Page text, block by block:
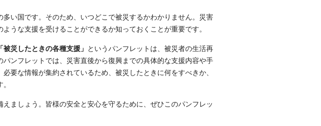
い国です。そのため、いつどこで被災するかわかりません。災害
うな支援を受けることができるか知っておくことが重要です。
「被災したときの各種支援」 というパンフレットは、被災者の生活再
ンフレットでは、災害直後から復興までの具体的な支援内容や手
要な情報が集約されているため、被災したときに何をすべきか、
ましょう。皆様の安全と安心を守るために、ぜひこのパンフレッ